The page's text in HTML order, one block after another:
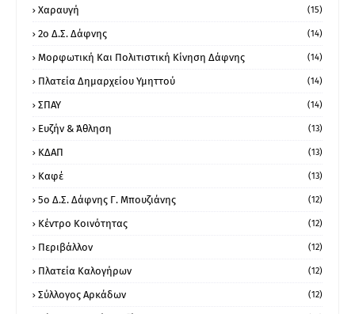
Χαραυγή (15)
2ο Δ.Σ. Δάφνης (14)
Μορφωτική Και Πολιτιστική Κίνηση Δάφνης (14)
Πλατεία Δημαρχείου Υμηττού (14)
ΣΠΑΥ (14)
Ευζήν & Άθληση (13)
ΚΔΑΠ (13)
Καφέ (13)
5ο Δ.Σ. Δάφνης Γ. Μπουζιάνης (12)
Κέντρο Κοινότητας (12)
Περιβάλλον (12)
Πλατεία Καλογήρων (12)
Σύλλογος Αρκάδων (12)